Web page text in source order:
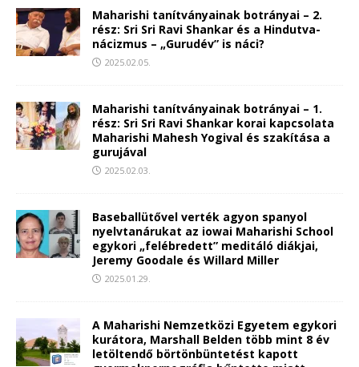
Maharishi tanítványainak botrányai – 2.
rész: Sri Sri Ravi Shankar és a Hindutva-
nácizmus – „Gurudév” is náci?
2025.02.05.
Maharishi tanítványainak botrányai – 1.
rész: Sri Sri Ravi Shankar korai kapcsolata
Maharishi Mahesh Yogival és szakítása a
gurujával
2025.02.03.
Baseballütővel verték agyon spanyol
nyelvtanárukat az iowai Maharishi School
egykori „felébredett” meditáló diákjai,
Jeremy Goodale és Willard Miller
2025.01.29.
A Maharishi Nemzetközi Egyetem egykori
kurátora, Marshall Belden több mint 8 év
letöltendő börtönbüntetést kapott